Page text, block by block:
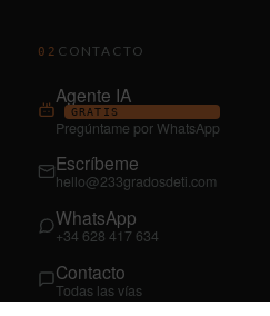
02 CONTACTO
Agente IA
GRATIS
Pregúntame por WhatsApp
Escríbeme
hello@233gradosdeti.com
WhatsApp
+34 628 417 634
Contacto
Todas las vías